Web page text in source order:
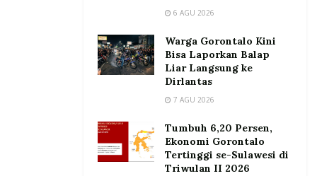
6 AGU 2026
Warga Gorontalo Kini
Bisa Laporkan Balap
Liar Langsung ke
Dirlantas
7 AGU 2026
Tumbuh 6,20 Persen,
Ekonomi Gorontalo
Tertinggi se-Sulawesi di
Triwulan II 2026